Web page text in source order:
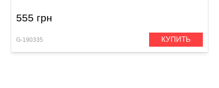
555 грн
G-190335 КУПИТЬ